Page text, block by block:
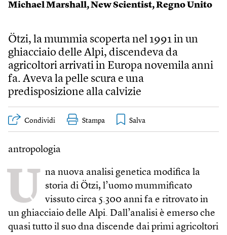
Michael Marshall,New Scientist,Regno Unito
Ötzi, la mummia scoperta nel 1991 in un
ghiacciaio delle Alpi, discendeva da
agricoltori arrivati in Europa novemila anni
fa. Aveva la pelle scura e una
predisposizione alla calvizie
Condividi Stampa
antropologia
U na nuova analisi genetica modifica la
storia di Ötzi, l’uomo mummificato
vissuto circa 5.300 anni fa e ritrovato in
un ghiacciaio delle Alpi. Dall’analisi è emerso che
quasi tutto il suo dna discende dai primi agricoltori